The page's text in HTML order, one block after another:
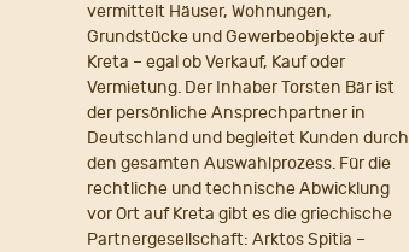
vermittelt Häuser, Wohnungen,
Grundstücke und Gewerbeobjekte auf
Kreta – egal ob Verkauf, Kauf oder
Vermietung. Der Inhaber Torsten Bär ist
der persönliche Ansprechpartner in
Deutschland und begleitet Kunden durch
den gesamten Auswahlprozess. Für die
rechtliche und technische Abwicklung
vor Ort auf Kreta gibt es die griechische
Partnergesellschaft: Arktos Spitia –